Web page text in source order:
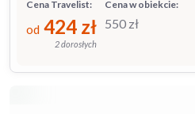
Cena w obiekcie:
550 zł
Cena Travelist:
od 424 zł
2 dorosłych